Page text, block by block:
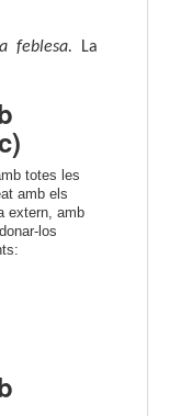
feblesa.
La
totes les
amb els
extern, amb
los